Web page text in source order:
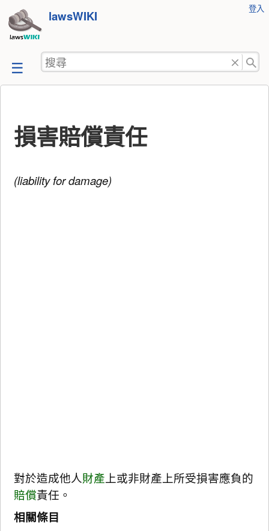
跳
至
容
lawsWIKI
工
登入
搜
尋
損害賠償責任
(liability for damage)
對於造成他人財產 上或非財產上所受損害應負的
賠償責任。
相關條目